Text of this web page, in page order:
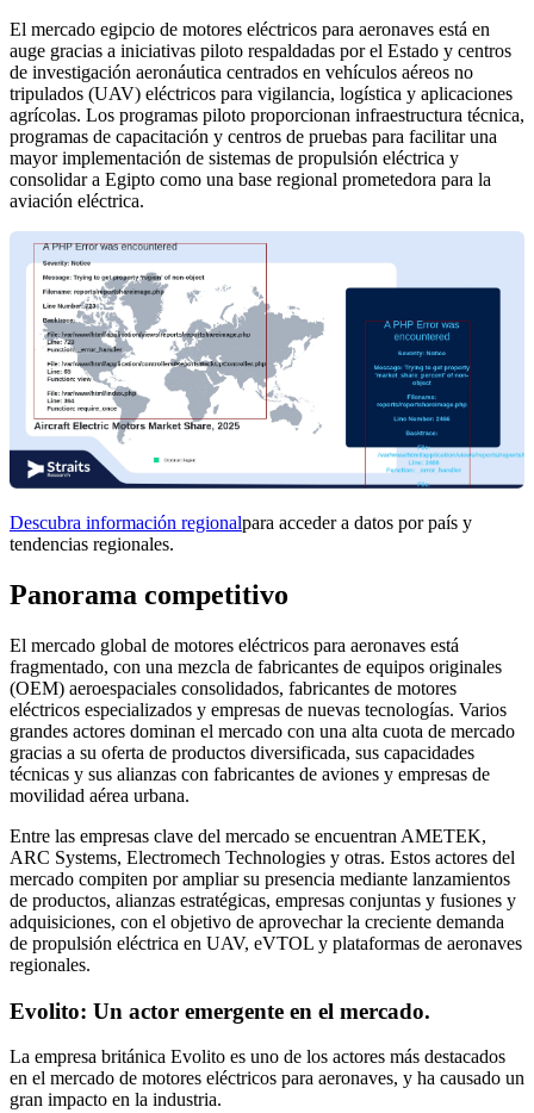
El mercado egipcio de motores eléctricos para aeronaves está en
auge gracias a iniciativas piloto respaldadas por el Estado y centros
de investigación aeronáutica centrados en vehículos aéreos no
tripulados (UAV) eléctricos para vigilancia, logística y aplicaciones
agrícolas. Los programas piloto proporcionan infraestructura técnica,
programas de capacitación y centros de pruebas para facilitar una
mayor implementación de sistemas de propulsión eléctrica y
consolidar a Egipto como una base regional prometedora para la
aviación eléctrica.
Descubra información regionalpara acceder a datos por país y
tendencias regionales.
Panorama competitivo
El mercado global de motores eléctricos para aeronaves está
fragmentado, con una mezcla de fabricantes de equipos originales
(OEM) aeroespaciales consolidados, fabricantes de motores
eléctricos especializados y empresas de nuevas tecnologías. Varios
grandes actores dominan el mercado con una alta cuota de mercado
gracias a su oferta de productos diversificada, sus capacidades
técnicas y sus alianzas con fabricantes de aviones y empresas de
movilidad aérea urbana.
Entre las empresas clave del mercado se encuentran AMETEK,
ARC Systems, Electromech Technologies y otras. Estos actores del
mercado compiten por ampliar su presencia mediante lanzamientos
de productos, alianzas estratégicas, empresas conjuntas y fusiones y
adquisiciones, con el objetivo de aprovechar la creciente demanda
de propulsión eléctrica en UAV, eVTOL y plataformas de aeronaves
regionales.
Evolito: Un actor emergente en el mercado.
La empresa británica Evolito es uno de los actores más destacados
en el mercado de motores eléctricos para aeronaves, y ha causado un
gran impacto en la industria.